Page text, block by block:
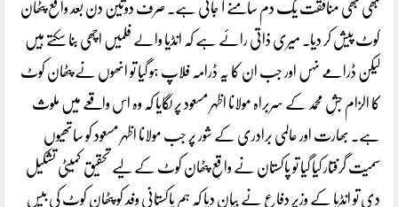
کبھی کبھی منافقت یک دم سامنے آ جاتی ہے۔ صرف دوتین دن بعد واقع پٹھان
کوٹ پیش کر دیا۔ میری ذاتی رائے ہے کہ انڈیا والے فلمیں اچھی بنا سکتے ہیں
لیکن ڈرامے نہں اور جب ان کا یہ ڈرامہ فلاپ ہو گیا تو انھوں نے پٹھان کوٹ
کا الزام جشِ محمد کے سربراہ مولانا اظہر مسعود پر لگایا کہ وہ اس واقعے میں ملوث
ہے۔ بھارت اور عالمی برادری کے شور پر جب مولانا اظہر مسعود کو ساتھیوں
سمیت گرفتار کیا گیا تو پاکستان نے واقعِ پٹھان کوٹ کے لیے تحقیق کمیٹی تشکیل
دی تو انڈیا کے وزیرِ دفاع نے بیان دیا کہ ہم پاکستانی وفد کو پٹھان کوٹ کی بیس